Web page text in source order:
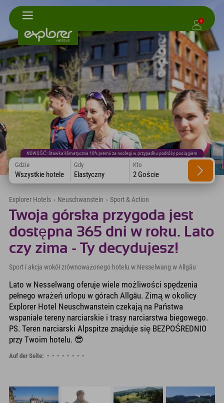
1
NOWOŚĆ: Stawka klimatyczna 10% premii za noclegi w przypadku podróży pociągiem
Gdzie
Wszystkie hotele
Gdy
Elastyczny
Kto
2 Goście
Explorer Hotels › Neuschwanstein › Sport & Action
Twoja górska przygoda jest
dostępna 365 dni w roku. Lato
czy zima - Ty decydujesz!
Sport i akcja wokół zrównoważonego hotelu w Nesselwang w Allgäu
Lato w Nesselwang oferuje wiele możliwości spędzenia
pełnego wrażeń urlopu w górach Allgäu. Zimą w okolicy
Explorer Hotel Neuschwanstein czekają na Państwa
wspaniałe tereny narciarskie i trasy narciarstwa biegowego.
PS. Teren narciarski Alpspitze znajduje się BEZPOŚREDNIO
przy Twoim hotelu. 😎
Auf der Seite: